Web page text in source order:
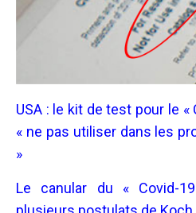
USA : le kit de test pour le «
« ne pas utiliser dans les
»
Le canular du « Covid-